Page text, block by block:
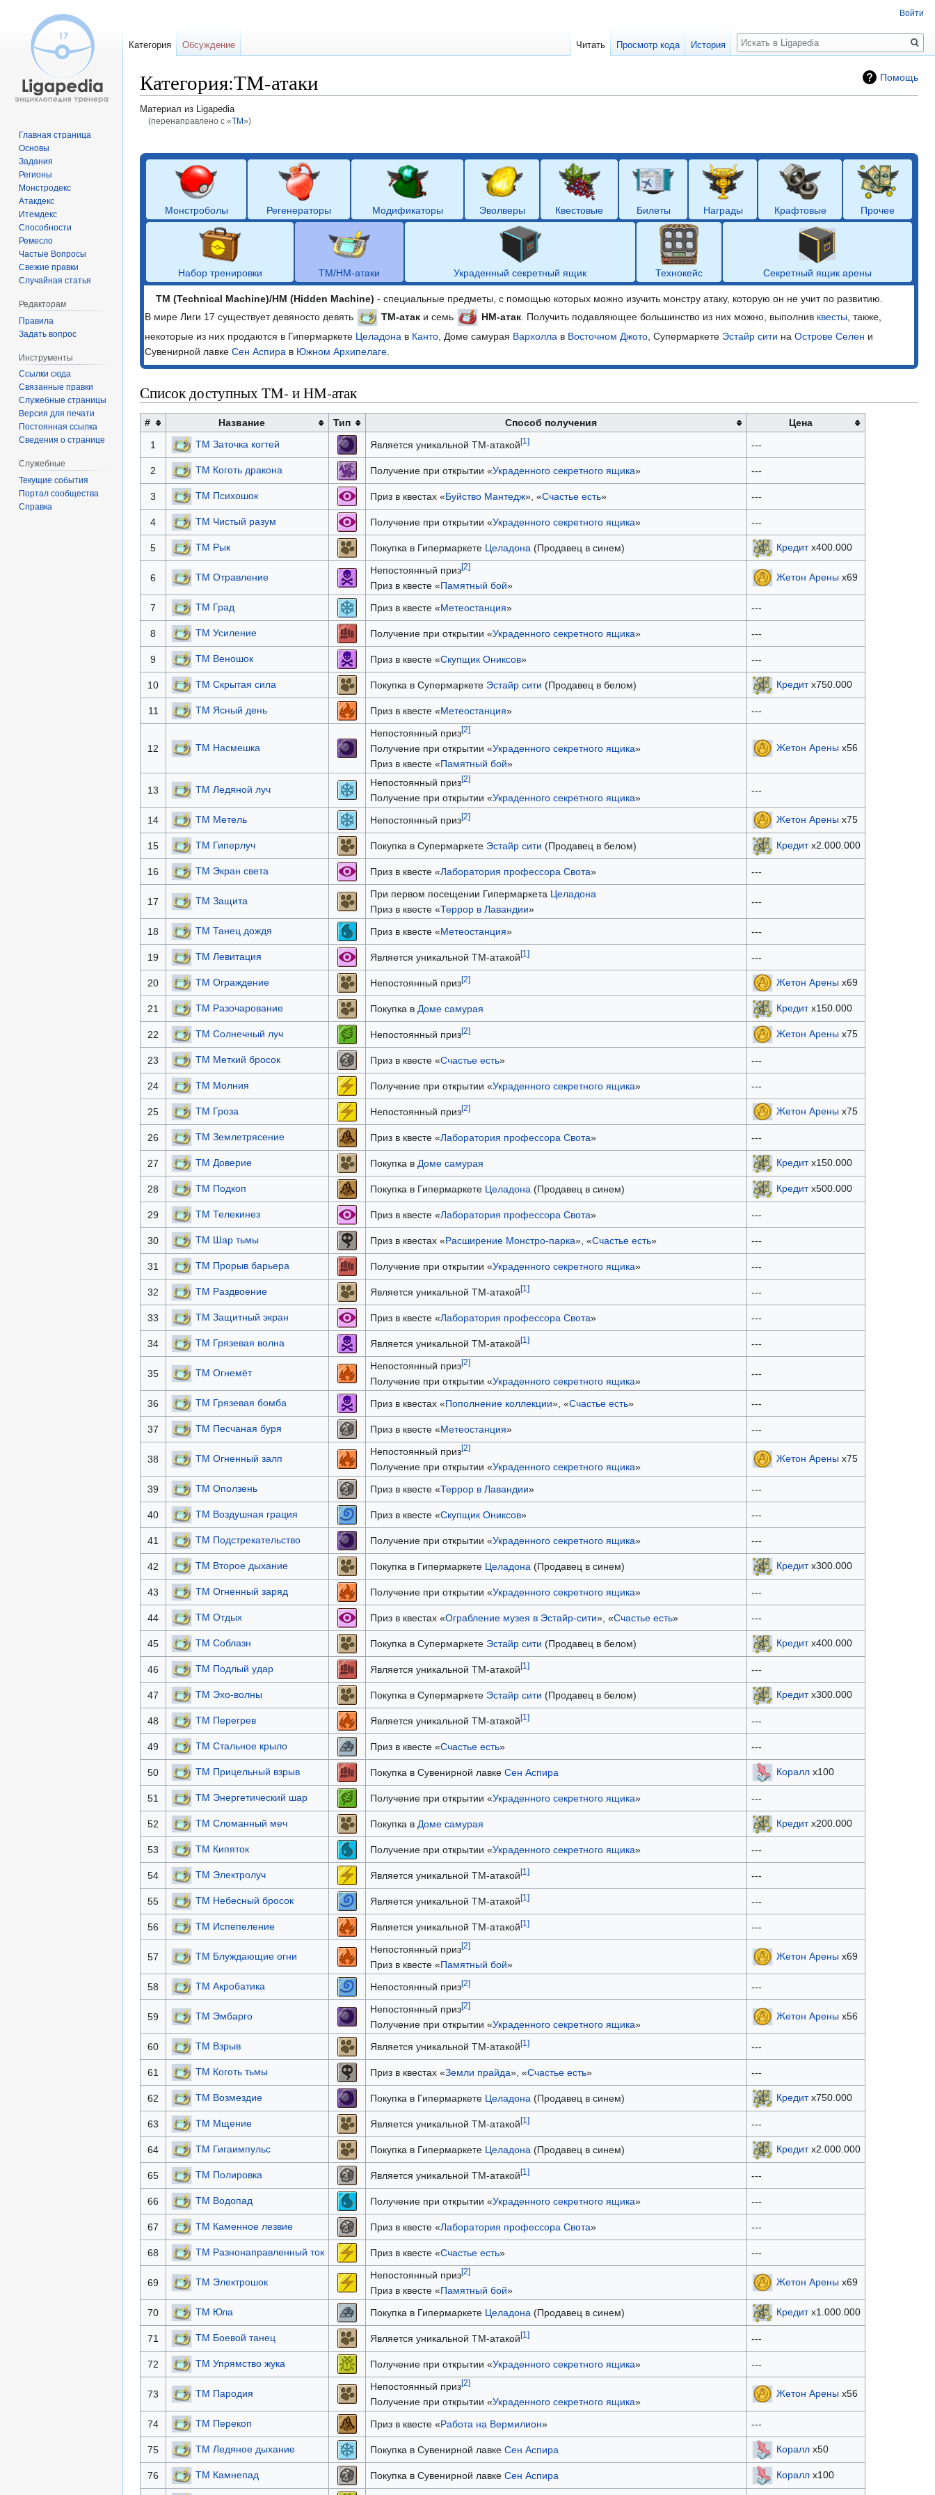
Помощь
Категория:ТМ-атаки
Материал из Ligapedia
(перенаправлено с «ТМ»)
к
навигации
к
Монстроболы Регенераторы Модификаторы Эволверы Квестовые Билеты Награды Крафтовые Прочее
Набор тренировки ТМ/HM-атаки Украденный секретный ящик Технокейс Секретный ящик арены
TM (Technical Machine)/HM (Hidden Machine) - специальные предметы, с помощью которых можно изучить монстру атаку, которую он не учит по развитию.
В мире Лиги 17 существует девяносто девять
ТМ-атак и семь НМ-атак . Получить подавляющее большинство из них можно, выполнив квесты , также,
некоторые из них продаются в Гипермаркете Целадона в Канто , Доме самурая Вархолла в Восточном Джото , Супермаркете Эстайр сити на Острове Селен и
Сувенирной лавке Сен Аспира в Южном Архипелаге
Список доступных TM- и НМ-атак
# Название Тип Способ получения
Цена
1
TM Заточка когтей Является уникальной TM-атакой[1] ---
2 TM Коготь дракона Получение при открытии «Украденного секретного ящика» ---
3 TM Психошок Приз в квестах «Буйство Мантедж», «Счастье есть» ---
4 TM Чистый разум Получение при открытии «Украденного секретного ящика» ---
5 TM Рык Покупка в Гипермаркете Целадона (Продавец в синем) Кредитx400.000
6 TM Отравление
Непостоянный приз[2]
Приз в квесте «Памятный бой»
Жетон Ареных69
7 TM Град Приз в квесте «Метеостанция» ---
8 TM Усиление Получение при открытии «Украденного секретного ящика» ---
9 TM Веношок Приз в квесте «Скупщик Ониксов» ---
10 TM Скрытая сила Покупка в Супермаркете Эстайр сити (Продавец в белом) Кредитx750.000
11 TM Ясный день Приз в квесте «Метеостанция» ---
12 TM Насмешка
Непостоянный приз[2]
Получение при открытии «Украденного секретного ящика»
Приз в квесте «Памятный бой»
Жетон Ареных56
13 TM Ледяной луч
Непостоянный приз[2]
Получение при открытии «Украденного секретного ящика»
---
14 TM Метель Непостоянный приз[2] Жетон Ареных75
15 TM Гиперлуч Покупка в Супермаркете Эстайр сити (Продавец в белом) Кредитx2.000.000
16 TM Экран света Приз в квесте «Лаборатория профессора Свота» ---
17 TM Защита
При первом посещении Гипермаркета Целадона
Приз в квесте «Террор в Лавандии»
---
18 TM Танец дождя Приз в квесте «Метеостанция» ---
19 TM Левитация Является уникальной TM-атакой[1] ---
20 TM Ограждение Непостоянный приз[2] Жетон Ареных69
21 TM Разочарование Покупка в Доме самурая Кредитx150.000
22 TM Солнечный луч Непостоянный приз[2] Жетон Ареных75
23 TM Меткий бросок Приз в квесте «Счастье есть» ---
24 TM Молния Получение при открытии «Украденного секретного ящика» ---
25 TM Гроза Непостоянный приз[2] Жетон Ареных75
26 TM Землетрясение Приз в квесте «Лаборатория профессора Свота» ---
27 TM Доверие Покупка в Доме самурая Кредитx150.000
28 TM Подкоп Покупка в Гипермаркете Целадона (Продавец в синем) Кредитx500.000
29 TM Телекинез Приз в квесте «Лаборатория профессора Свота» ---
30 TM Шар тьмы Приз в квестах «Расширение Монстро-парка», «Счастье есть» ---
31 TM Прорыв барьера Получение при открытии «Украденного секретного ящика» ---
32 TM Раздвоение Является уникальной TM-атакой[1] ---
33 TM Защитный экран Приз в квесте «Лаборатория профессора Свота» ---
34 TM Грязевая волна Является уникальной TM-атакой[1] ---
35 TM Огнемёт
Непостоянный приз[2]
Получение при открытии «Украденного секретного ящика»
---
36 TM Грязевая бомба Приз в квестах «Пополнение коллекции», «Счастье есть» ---
37 TM Песчаная буря Приз в квесте «Метеостанция» ---
38 TM Огненный залп
Непостоянный приз[2]
Получение при открытии «Украденного секретного ящика»
Жетон Ареных75
39 TM Оползень Приз в квесте «Террор в Лавандии» ---
40 TM Воздушная грация Приз в квесте «Скупщик Ониксов» ---
41 TM Подстрекательство Получение при открытии «Украденного секретного ящика» ---
42 TM Второе дыхание Покупка в Гипермаркете Целадона (Продавец в синем) Кредитx300.000
43 TM Огненный заряд Получение при открытии «Украденного секретного ящика» ---
44 TM Отдых Приз в квестах «Ограбление музея в Эстайр-сити», «Счастье есть» ---
45 TM Соблазн Покупка в Супермаркете Эстайр сити (Продавец в белом) Кредитx400.000
46 TM Подлый удар Является уникальной TM-атакой[1] ---
47 TM Эхо-волны Покупка в Супермаркете Эстайр сити (Продавец в белом) Кредитx300.000
48 TM Перегрев Является уникальной TM-атакой[1] ---
49 TM Стальное крыло Приз в квесте «Счастье есть» ---
50 ТМ Прицельный взрыв Покупка в Сувенирной лавке Сен Аспира Кораллx100
51 ТМ Энергетический шар Получение при открытии «Украденного секретного ящика» ---
52 ТМ Сломанный меч Покупка в Доме самурая Кредитx200.000
53 ТМ Кипяток Получение при открытии «Украденного секретного ящика» ---
54 ТМ Электролуч Является уникальной TM-атакой[1] ---
55 ТМ Небесный бросок Является уникальной TM-атакой[1] ---
56 ТМ Испепеление Является уникальной TM-атакой[1] ---
57 ТМ Блуждающие огни
Непостоянный приз[2]
Приз в квесте «Памятный бой»
Жетон Ареных69
58 ТМ Акробатика Непостоянный приз[2] ---
59 ТМ Эмбарго
Непостоянный приз[2]
Получение при открытии «Украденного секретного ящика»
Жетон Ареных56
60 ТМ Взрыв Является уникальной TM-атакой[1] ---
61 ТМ Коготь тьмы Приз в квестах «Земли прайда», «Счастье есть» ---
62 ТМ Возмездие Покупка в Гипермаркете Целадона (Продавец в синем) Кредитx750.000
63 ТМ Мщение Является уникальной TM-атакой[1] ---
64 ТМ Гигаимпульс Покупка в Гипермаркете Целадона (Продавец в синем) Кредитx2.000.000
65 ТМ Полировка Является уникальной TM-атакой[1] ---
66 ТМ Водопад Получение при открытии «Украденного секретного ящика» ---
67 ТМ Каменное лезвие Приз в квесте «Лаборатория профессора Свота» ---
68 ТМ Разнонаправленный ток Приз в квесте «Счастье есть» ---
69 ТМ Электрошок
Непостоянный приз[2]
Приз в квесте «Памятный бой»
Жетон Ареных69
70 ТМ Юла Покупка в Гипермаркете Целадона (Продавец в синем) Кредитx1.000.000
71 ТМ Боевой танец Является уникальной TM-атакой[1] ---
72 ТМ Упрямство жука Получение при открытии «Украденного секретного ящика» ---
73 ТМ Пародия
Непостоянный приз[2]
Получение при открытии «Украденного секретного ящика»
Жетон Ареных56
74 ТМ Перекоп Приз в квесте «Работа на Вермилион» ---
75 ТМ Ледяное дыхание Покупка в Сувенирной лавке Сен Аспира Кораллx50
76 ТМ Камнепад Покупка в Сувенирной лавке Сен Аспира Кораллx100
Войти
Категория Обсуждение Читать Просмотр кода История
Поиск
Главная страница
Основы
Задания
Регионы
Монстродекс
Атакдекс
Итемдекс
Способности
Ремесло
Частые Вопросы
Свежие правки
Случайная статья
Редакторам
Правила
Задать вопрос
Инструменты
Ссылки сюда
Связанные правки
Служебные страницы
Версия для печати
Постоянная ссылка
Сведения о странице
Служебные
Текущие события
Портал сообщества
Справка